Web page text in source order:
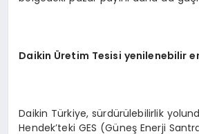
Daikin Üretim Tesisi yenilenebilir
Daikin Türkiye, sürdürülebilirlik
Hendek’teki GES (Güneş Enerji